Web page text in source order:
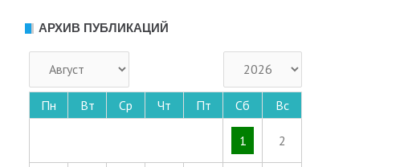
АРХИВ ПУБЛИКАЦИЙ
Пн Вт Ср Чт Пт Сб Вс
1 2